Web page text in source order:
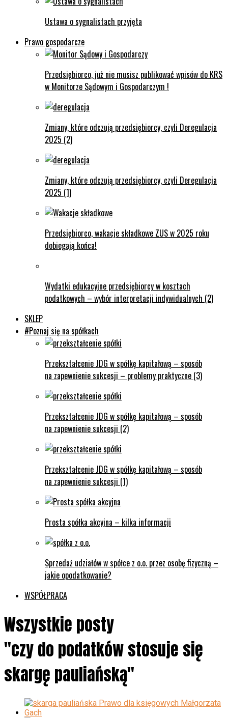
Ustawa o sygnalistach przyjęta
Prawo gospodarcze
Przedsiębiorco, już nie musisz publikować wpisów do KRS
w Monitorze Sądowym i Gospodarczym !
Zmiany, które odczują przedsiębiorcy, czyli Deregulacja
2025 (2)
Zmiany, które odczują przedsiębiorcy, czyli Deregulacja
2025 (1)
Przedsiębiorco, wakacje składkowe ZUS w 2025 roku
dobiegają końca!
Wydatki edukacyjne przedsiębiorcy w kosztach
podatkowych – wybór interpretacji indywidualnych (2)
SKLEP
#Poznaj się na spółkach
Przekształcenie JDG w spółkę kapitałową – sposób
na zapewnienie sukcesji – problemy praktyczne (3)
Przekształcenie JDG w spółkę kapitałową – sposób
na zapewnienie sukcesji (2)
Przekształcenie JDG w spółkę kapitałową – sposób
na zapewnienie sukcesji (1)
Prosta spółka akcyjna – kilka informacji
Sprzedaż udziałów w spółce z o.o. przez osobę fizyczną –
jakie opodatkowanie?
WSPÓŁPRACA
Wszystkie posty
"czy do podatków stosuje się
skargę pauliańską"